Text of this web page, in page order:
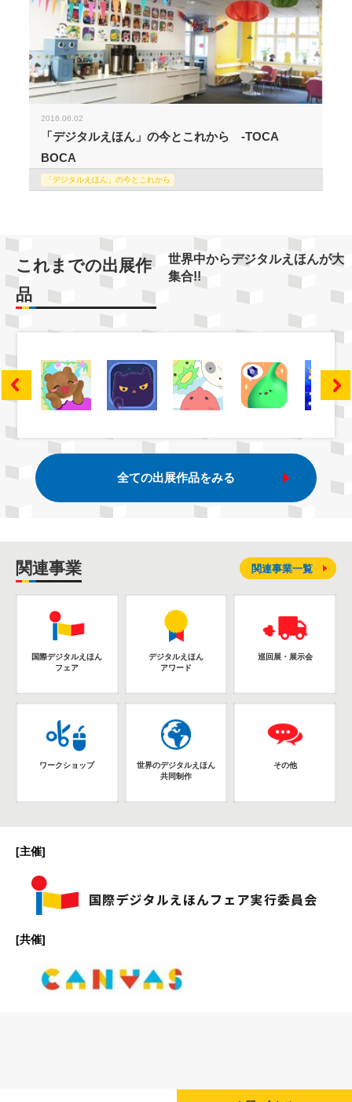
2016.06.02
「デジタルえほん」の今とこれから -TOCA
BOCA
「デジタルえほん」の今とこれから
これまでの出展作
品
世界中からデジタルえほんが大
集合!!
全ての出展作品をみる
関連事業
国際デジタルえほん
フェア
デジタルえほん
アワード
巡回展・展示会
ワークショップ
世界のデジタルえほん
共同制作
その他
関連事業一覧
[主催]
[共催]